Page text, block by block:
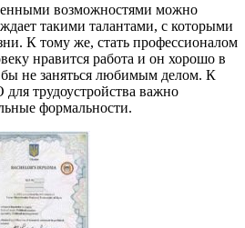
возможностями можно
такими талантами, с которыми
К тому же, стать профессионалом
нравится работа и он хорошо в
бы не заняться любимым делом. К
трудоустройства важно
формальности.